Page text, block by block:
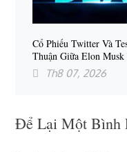
Cổ Phiếu Twitter Và
Thuận Giữa Elon
Th8 07, 2026
Để Lại Một Bình